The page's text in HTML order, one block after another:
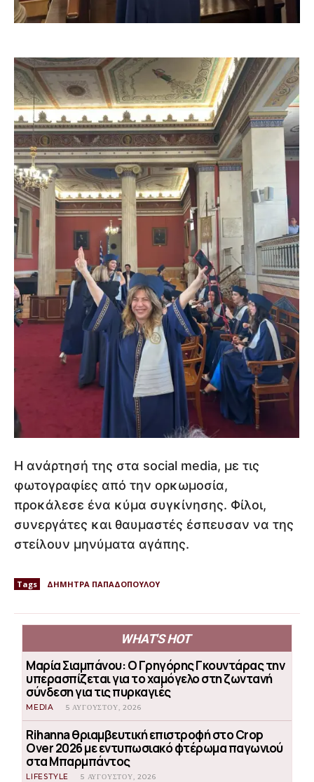
Η ανάρτησή της στα social media, με τις
φωτογραφίες από την ορκωμοσία,
προκάλεσε ένα κύμα συγκίνησης. Φίλοι,
συνεργάτες και θαυμαστές έσπευσαν να της
στείλουν μηνύματα αγάπης.
Tags ΔΗΜΗΤΡΑ ΠΑΠΑΔΟΠΟΥΛΟΥ
WHAT'S HOT
Μαρία Σιαμπάνου: Ο Γρηγόρης Γκουντάρας την
υπερασπίζεται για το χαμόγελο στη ζωντανή
σύνδεση για τις πυρκαγιές
MEDIA 5 ΑΥΓΟΎΣΤΟΥ, 2026
Rihanna θριαμβευτική επιστροφή στο Crop
Over 2026 με εντυπωσιακό φτέρωμα παγωνιού
στα Μπαρμπάντος
LIFESTYLE 5 ΑΥΓΟΎΣΤΟΥ, 2026